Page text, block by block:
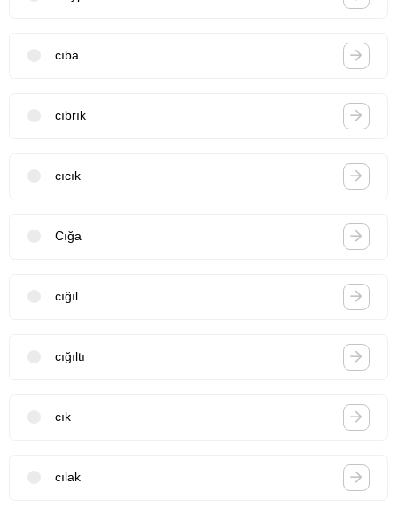
cıba
cıbrık
cıcık
Cığa
cığıl
cığıltı
cık
cılak